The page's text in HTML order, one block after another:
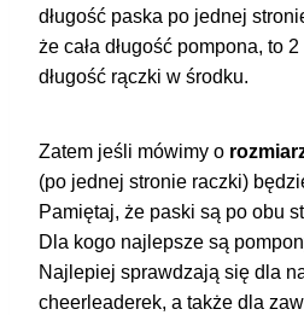
długość paska po jednej
że cała długość pompona, to
długość rączki w środku.
Zatem jeśli mówimy o
(po jednej stronie raczki)
Pamiętaj, że paski są po obu
Dla kogo najlepsze są
Najlepiej sprawdzają się dla
cheerleaderek, a także dla